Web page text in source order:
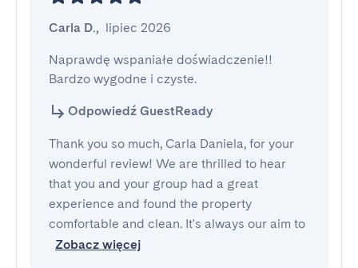
Carla D., lipiec 2026
Naprawdę wspaniałe doświadczenie!!
Bardzo wygodne i czyste.
Odpowiedź GuestReady
Thank you so much, Carla Daniela, for your
wonderful review! We are thrilled to hear
that you and your group had a great
experience and found the property
comfortable and clean. It's always our aim to
Zobacz więcej